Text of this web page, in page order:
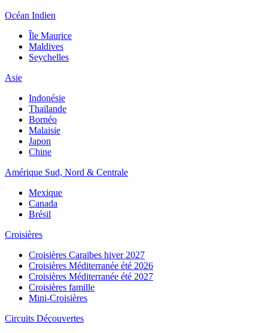
Océan Indien
Île Maurice
Maldives
Seychelles
Asie
Indonésie
Thaïlande
Bornéo
Malaisie
Japon
Chine
Amérique Sud, Nord & Centrale
Mexique
Canada
Brésil
Croisières
Croisières Caraïbes hiver 2027
Croisières Méditerranée été 2026
Croisières Méditerranée été 2027
Croisières famille
Mini-Croisières
Circuits Découvertes